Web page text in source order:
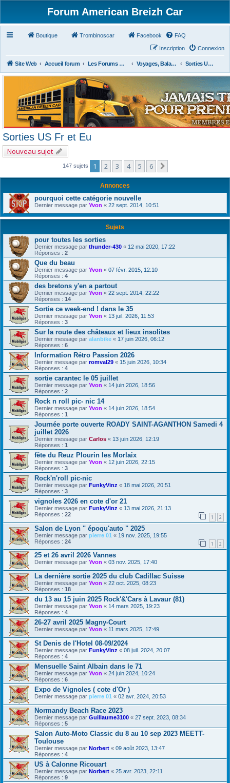
Forum American Breizh Car
Boutique Trombinoscar Facebook FAQ
Connexion
Inscription
Site Web Accueil forum Les Forums Divers Voyages, Balades, Expos, Salons, Concerts, Festivals Sorties US Fr et Eu
Sorties US Fr et Eu
Nouveau sujet
147 sujets 1 2 3 4 5 6
Annonces
pourquoi cette catégorie nouvelle
Dernier message par Yvon « 22 sept. 2014, 10:51
Sujets
pour toutes les sorties
Dernier message par thunder-430 « 12 mai 2020, 17:22
Réponses : 2
Que du beau
Dernier message par Yvon « 07 févr. 2015, 12:10
Réponses : 4
des bretons y'en a partout
Dernier message par Yvon « 22 sept. 2014, 22:22
Réponses : 14
Sortie ce week-end ! dans le 35
Dernier message par Yvon « 13 juil. 2026, 11:53
Réponses : 3
Sur la route des châteaux et lieux insolites
Dernier message par alanbike « 17 juin 2026, 06:12
Réponses : 6
Information Rétro Passion 2026
Dernier message par romval29 « 15 juin 2026, 10:34
Réponses : 4
sortie carantec le 05 juillet
Dernier message par Yvon « 14 juin 2026, 18:56
Réponses : 2
Rock n roll pic- nic 14
Dernier message par Yvon « 14 juin 2026, 18:54
Réponses : 1
Journée porte ouverte ROADY SAINT-AGANTHON Samedi 4
juillet 2026
Dernier message par Carlos « 13 juin 2026, 12:19
Réponses : 1
fête du Reuz Plourin les Morlaix
Dernier message par Yvon « 12 juin 2026, 22:15
Réponses : 3
Rock'n'roll pic-nic
Dernier message par FunkyVinz « 18 mai 2026, 20:51
Réponses : 3
vignoles 2026 en cote d'or 21
Dernier message par FunkyVinz « 13 mai 2026, 21:13
Réponses : 22 1 2
Salon de Lyon " époqu'auto " 2025
Dernier message par pierre 01 « 19 nov. 2025, 19:55
Réponses : 24 1 2
25 et 26 avril 2026 Vannes
Dernier message par Yvon « 03 nov. 2025, 17:40
La dernière sortie 2025 du club Cadillac Suisse
Dernier message par Yvon « 22 oct. 2025, 08:23
Réponses : 18
du 13 au 15 juin 2025 Rock'&'Cars à Lavaur (81)
Dernier message par Yvon « 14 mars 2025, 19:23
Réponses : 4
26-27 avril 2025 Magny-Court
Dernier message par Yvon « 11 mars 2025, 17:49
St Denis de l'Hotel 08-09/2024
Dernier message par FunkyVinz « 08 juil. 2024, 20:07
Réponses : 4
Mensuelle Saint Albain dans le 71
Dernier message par Yvon « 24 juin 2024, 10:24
Réponses : 6
Expo de Vignoles ( cote d'Or )
Dernier message par pierre 01 « 02 avr. 2024, 20:53
Normandy Beach Race 2023
Dernier message par Guillaume3100 « 27 sept. 2023, 08:34
Réponses : 5
Salon Auto-Moto Classic du 8 au 10 sep 2023 MEETT-
Toulouse
Dernier message par Norbert « 09 août 2023, 13:47
Réponses : 4
US à Calonne Ricouart
Dernier message par Norbert « 25 avr. 2023, 22:11
Réponses : 9